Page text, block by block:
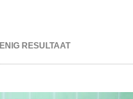
ENIG RESULTAAT